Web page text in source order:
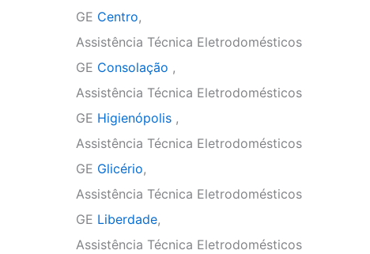
GE Centro,
Assistência Técnica Eletrodomésticos
GE Consolação ,
Assistência Técnica Eletrodomésticos
GE Higienópolis ,
Assistência Técnica Eletrodomésticos
GE Glicério,
Assistência Técnica Eletrodomésticos
GE Liberdade,
Assistência Técnica Eletrodomésticos